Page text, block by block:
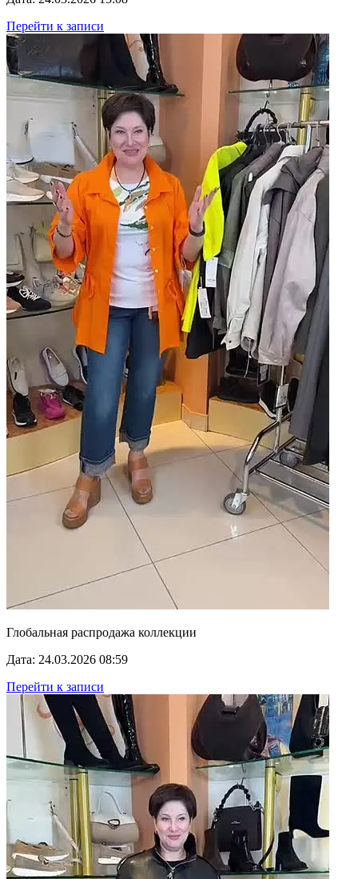
Перейти к записи
Глобальная распродажа коллекции
Дата: 24.03.2026 08:59
Перейти к записи